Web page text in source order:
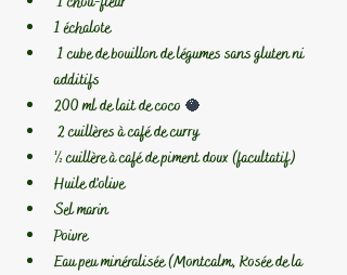
1 échalote
1 cube de bouillon de légumes sans gluten ni
additifs
200 ml de lait de coco 🥥
2 cuillères à café de curry
½ cuillère à café de piment doux (facultatif)
Huile d'olive
Sel marin
Poivre
Eau peu minéralisée (Montcalm, Rosée de la